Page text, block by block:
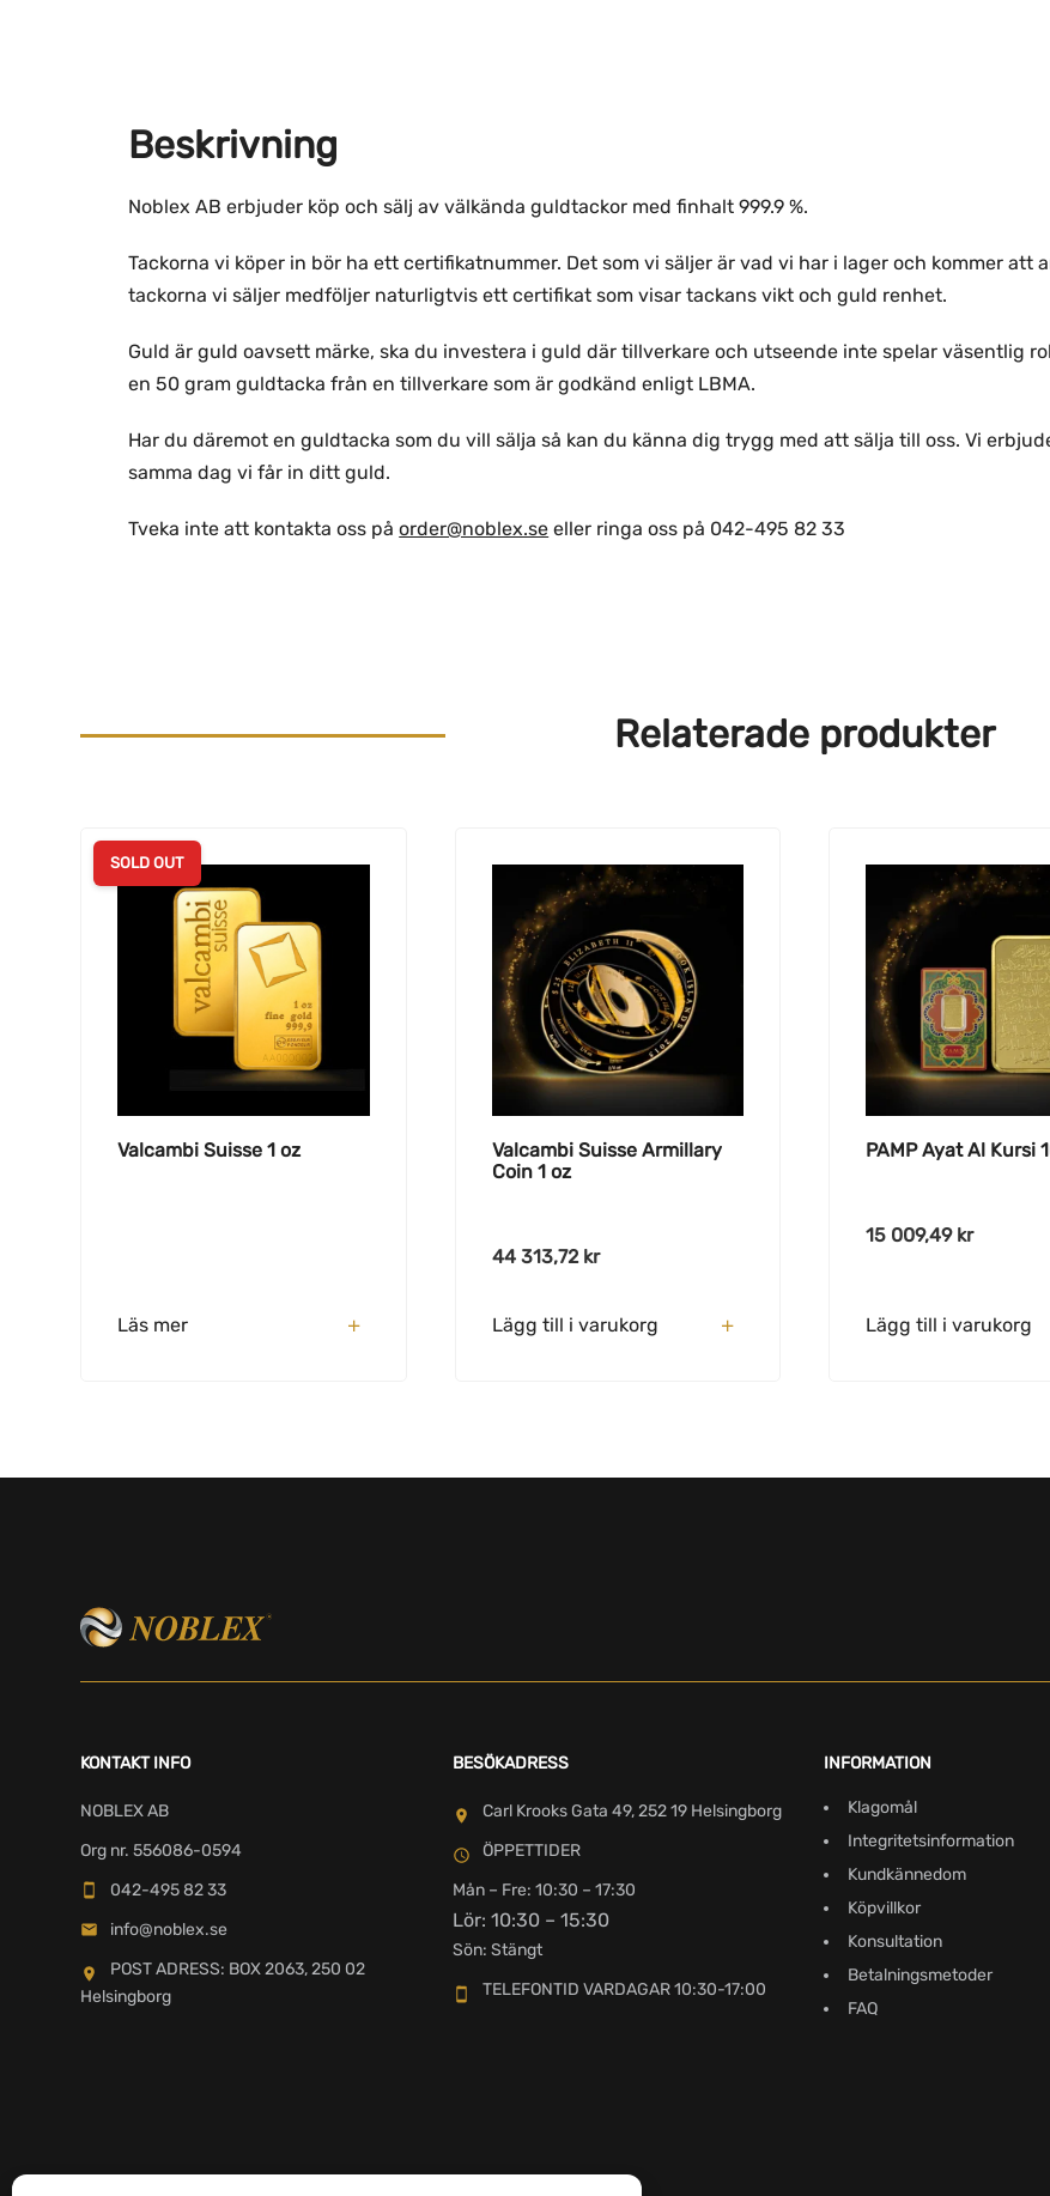
Beskrivning
Noblex AB erbjuder köp och sälj av välkända guldtackor med finhalt 999.9 %.
Tackorna vi köper in bör ha ett certifikatnummer. Det som vi säljer är vad vi har i lager och kommer att
tackorna vi säljer medföljer naturligtvis ett certifikat som visar tackans vikt och guld renhet.
Guld är guld oavsett märke, ska du investera i guld där tillverkare och utseende inte spelar väsentlig
en 50 gram guldtacka från en tillverkare som är godkänd enligt LBMA.
Har du däremot en guldtacka som du vill sälja så kan du känna dig trygg med att sälja till oss. Vi
samma dag vi får in ditt guld.
Tveka inte att kontakta oss påorder@noblex.se eller ringa oss på 042-495 82 33
Relaterade produkter
SOLD OUT
Valcambi Suisse 1 oz
Läs mer
Valcambi Suisse Armillary
Coin 1 oz
44 313,72 kr
Lägg till i varukorg
PAMP Ayat Al Kursi
15 009,49 kr
Lägg till i varukorg
KONTAKT INFO
NOBLEX AB
Org nr. 556086-0594
042-495 82 33
info@noblex.se
POST ADRESS: BOX 2063, 250 02
Helsingborg
BESÖKADRESS
Carl Krooks Gata 49, 252 19 Helsingborg
ÖPPETTIDER
Mån – Fre: 10:30 – 17:30
Lör: 10:30 – 15:30
Sön: Stängt
TELEFONTID VARDAGAR 10:30-17:00
INFORMATION
Klagomål
Integritetsinformation
Kundkännedom
Köpvillkor
Konsultation
Betalningsmetoder
FAQ